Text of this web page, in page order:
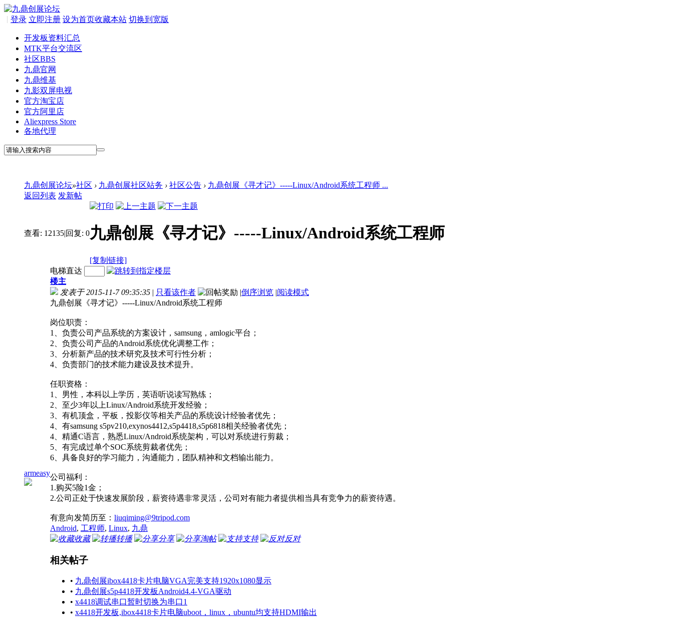
登录
| 立即注册 设为首页收藏本站 切换到宽版
开发板资料汇总
MTK平台交流区
社区BBS
九鼎官网
九鼎维基
九影双屏电视
官方淘宝店
官方阿里店
Aliexpress Store
各地代理
九鼎创展论坛»社区 › 九鼎创展社区站务 › 社区公告 › 九鼎创展《寻才记》-----Linux/Android系统工程师 ...
返回列表 发新帖
查看: 12135|回复: 0九鼎创展《寻才记》-----Linux/Android系统工程师
[复制链接]
armeasy
电梯直达
楼主
发表于 2015-11-7 09:35:35 | 只看该作者 |倒序浏览 |阅读模式
九鼎创展《寻才记》-----Linux/Android系统工程师
岗位职责：
1、负责公司产品系统的方案设计，samsung，amlogic平台；
2、负责公司产品的Android系统优化调整工作；
3、分析新产品的技术研究及技术可行性分析；
4、负责部门的技术能力建设及技术提升。
任职资格：
1、男性，本科以上学历，英语听说读写熟练；
2、至少3年以上Linux/Android系统开发经验；
3、有机顶盒，平板，投影仪等相关产品的系统设计经验者优先；
4、有samsung s5pv210,exynos4412,s5p4418,s5p6818相关经验者优先；
4、精通C语言，熟悉Linux/Android系统架构，可以对系统进行剪裁；
5、有完成过单个SOC系统剪裁者优先；
6、具备良好的学习能力，沟通能力，团队精神和文档输出能力。
公司福利：
1.购买5险1金；
2.公司正处于快速发展阶段，薪资待遇非常灵活，公司对有能力者提供相当具有竞争力的薪资待遇。
有意向发简历至： liuqiming@9tripod.com
Android, 工程师, Linux, 九鼎
收藏
转播 分享 淘帖 支持 反对
相关帖子
• 九鼎创展ibox4418卡片电脑VGA完美支持1920x1080显示
• 九鼎创展s5p4418开发板Android4.4-VGA驱动
• x4418调试串口暂时切换为串口1
• x4418开发板,ibox4418卡片电脑uboot，linux，ubuntu均支持HDMI输出